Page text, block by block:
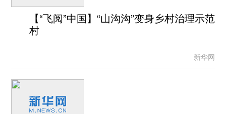
【“飞阅”中国】“山沟沟”变身乡村治理示范
村
新华网